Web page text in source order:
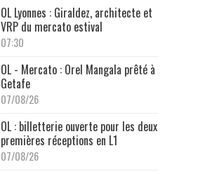
OL Lyonnes : Giraldez, architecte et
VRP du mercato estival
07:30
OL - Mercato : Orel Mangala prêté à
Getafe
07/08/26
OL : billetterie ouverte pour les deux
premières réceptions en L1
07/08/26